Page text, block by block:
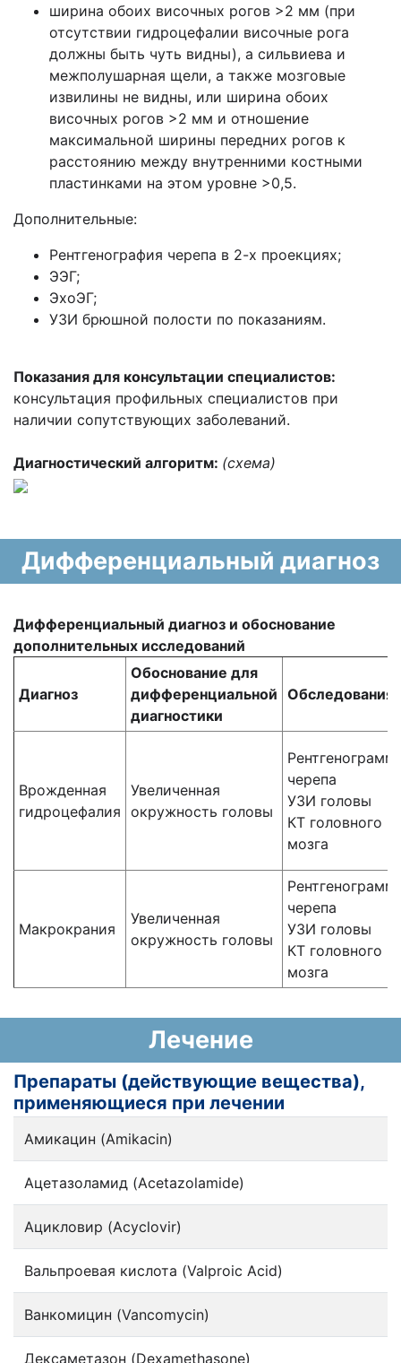
ширина обоих височных рогов >2 мм (при
отсутствии гидроцефалии височные рога
должны быть чуть видны), а сильвиева и
межполушарная щели, а также мозговые
извилины не видны, или ширина обоих
височных рогов >2 мм и отношение
максимальной ширины передних рогов к
расстоянию между внутренними костными
пластинками на этом уровне >0,5.
Дополнительные:
Рентгенография черепа в 2-х проекциях;
ЭЭГ;
ЭхоЭГ;
УЗИ брюшной полости по показаниям.
Показания для консультации специалистов:
консультация профильных специалистов при
наличии сопутствующих заболеваний.
Диагностический алгоритм: (схема)
Дифференциальный диагноз
Дифференциальный диагноз и обоснование
дополнительных исследований
Диагноз
Обоснование для
дифференциальной
диагностики
Обследования
Врожденная
гидроцефалия
Увеличенная
окружность головы
черепа
УЗИ головы
КТ головного
мозга
Макрокрания
Увеличенная
окружность головы
черепа
УЗИ головы
КТ головного
мозга
Лечение
Препараты (действующие вещества),
применяющиеся при лечении
Амикацин (Amikacin)
Ацетазоламид (Acetazolamide)
Ацикловир (Acyclovir)
Вальпроевая кислота (Valproic Acid)
Ванкомицин (Vancomycin)
Дексаметазон (Dexamethasone)